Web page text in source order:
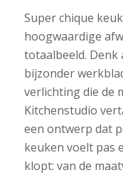
Super chique
hoogwaardige
totaalbeeld.
bijzonder
verlichting die de
Kitchenstudio
een ontwerp dat
keuken voelt pas
klopt: van de